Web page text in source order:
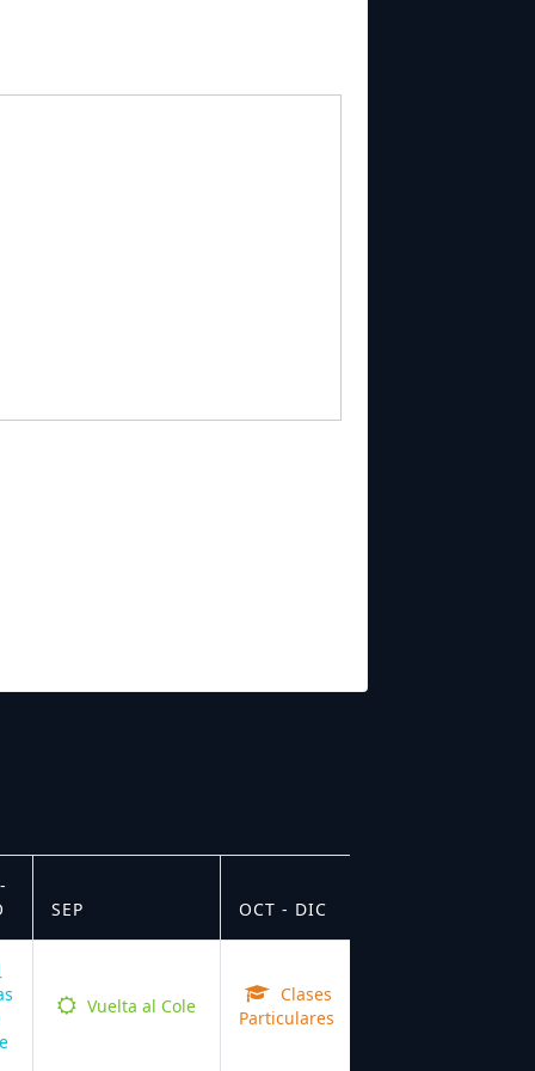
SEP OCT - DIC
Vuelta al Cole
Clases
Particulares